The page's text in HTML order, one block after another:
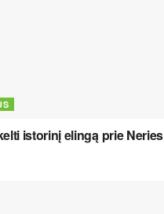
istorinį elingą prie Neries